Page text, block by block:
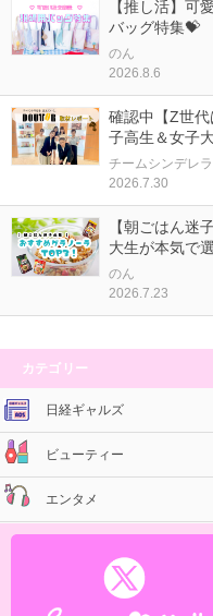
【推し活】可
バッグ特集💝
のん
2026.8.6
確認中【Z世
子高生＆女子大
チームシンデレラ
2026.7.30
【朝ごはん迷
大生が本気で
のん
2026.7.23
カテゴリー
日経ギャルズ
ビューティー
エンタメ